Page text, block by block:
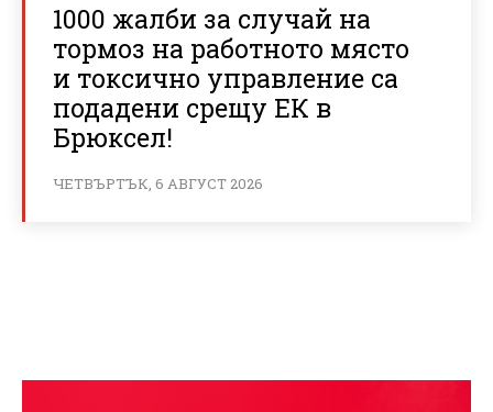
1000 жалби за случай на
тормоз на работното място
и токсично управление са
подадени срещу ЕК в
Брюксел!
ЧЕТВЪРТЪК, 6 АВГУСТ 2026